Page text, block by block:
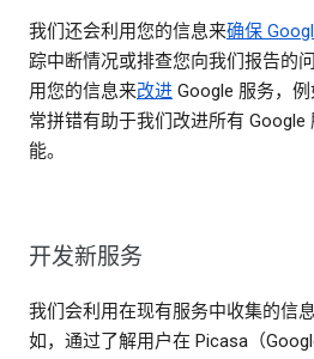
我们还会利用您的信息来确保
踪中断情况或排查您向我们报告的
用您的信息来改进 Google 服务，
常拼错有助于我们改进所有
能。
开发新服务
我们会利用在现有服务中收集的信
如，通过了解用户在 Picasa（